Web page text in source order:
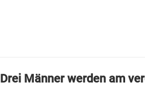
Drei Männer werden am